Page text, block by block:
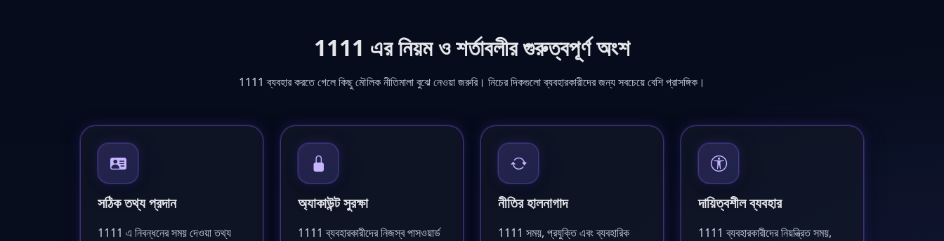
1111 এর নিয়ম ও শর্তাবলীর গুরুত্বপূর্ণ অংশ
1111 ব্যবহার করতে গেলে কিছু মৌলিক নীতিমালা বুঝে নেওয়া জরুরি। নিচের দিকগুলো ব্যবহারকারীদের জন্য সবচেয়ে বেশি প্রাসঙ্গিক।
সঠিক তথ্য প্রদান
1111 এ নিবন্ধনের সময় দেওয়া তথ্য
অ্যাকাউন্ট সুরক্ষা
1111 ব্যবহারকারীদের নিজস্ব পাসওয়ার্ড
নীতির হালনাগাদ
1111 সময়, প্রযুক্তি এবং ব্যবহারিক
দায়িত্বশীল ব্যবহার
1111 ব্যবহারকারীদের নিয়ন্ত্রিত সময়,